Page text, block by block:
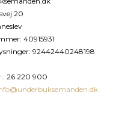
20
: 40915931
: 92442440248198
: 26 220 900